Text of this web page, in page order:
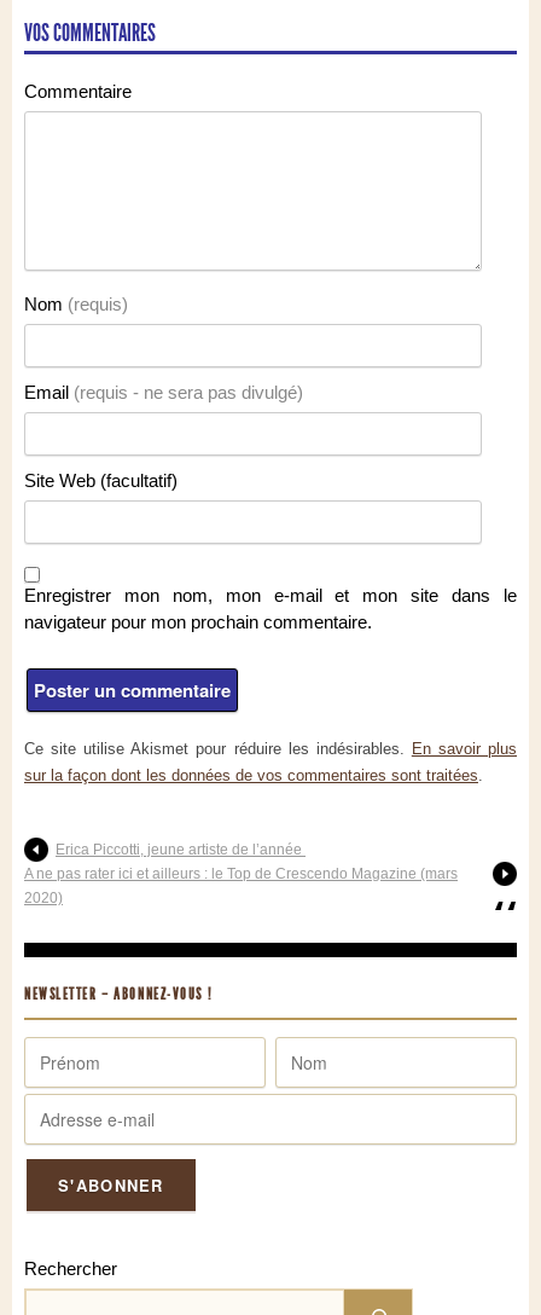
VOS COMMENTAIRES
Commentaire
Nom (requis)
Email (requis - ne sera pas divulgé)
Site Web (facultatif)
Enregistrer mon nom, mon e-mail et mon site dans le
navigateur pour mon prochain commentaire.
Ce site utilise Akismet pour réduire les indésirables. En savoir plus
sur la façon dont les données de vos commentaires sont traitées
Erica Piccotti, jeune artiste de l’année
A ne pas rater ici et ailleurs : le Top de Crescendo Magazine (mars
2020)
NEWSLETTER – ABONNEZ-VOUS !
Rechercher